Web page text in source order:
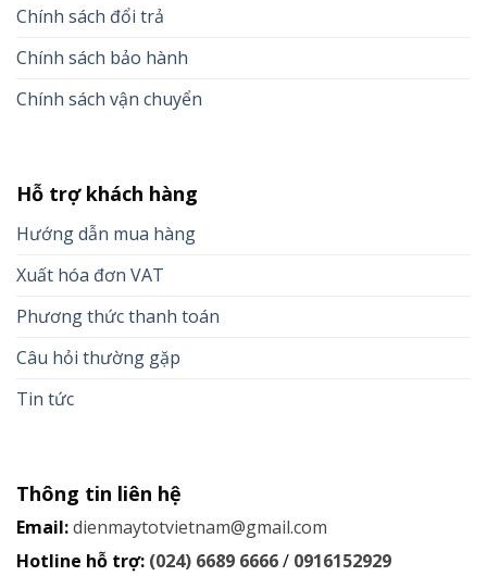
Chính sách đổi trả
Chính sách bảo hành
Chính sách vận chuyển
Hỗ trợ khách hàng
Hướng dẫn mua hàng
Xuất hóa đơn VAT
Phương thức thanh toán
Câu hỏi thường gặp
Tin tức
Thông tin liên hệ
Email:dienmaytotvietnam@gmail.com
Hotline hỗ trợ: (024) 6689 6666/ 0916152929